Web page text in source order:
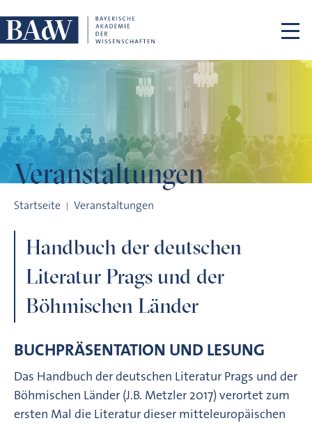
Veranstaltungen
Startseite Veranstaltungen
Handbuch der deutschen
Literatur Prags und der
Böhmischen Länder
BUCHPRÄSENTATION UND LESUNG
Das Handbuch der deutschen Literatur Prags und der
Böhmischen Länder (J.B. Metzler 2017) verortet zum
ersten Mal die Literatur dieser mitteleuropäischen